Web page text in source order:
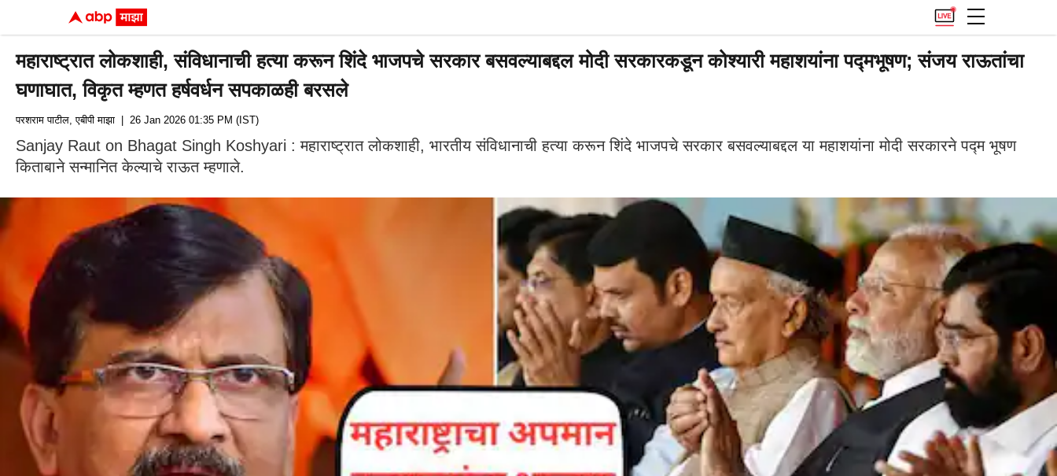
महाराष्ट्रात लोकशाही, संविधानाची हत्या करून शिंदे भाजपचे सरकार बसवल्याबद्दल मोदी सरकारकडून कोश्यारी महाशयांना पद्मभूषण; संजय राऊतांचा
घणाघात, विकृत म्हणत हर्षवर्धन सपकाळही बरसले
परशराम पाटील, एबीपी माझा | 26 Jan 2026 01:35 PM (IST)
Sanjay Raut on Bhagat Singh Koshyari : महाराष्ट्रात लोकशाही, भारतीय संविधानाची हत्या करून शिंदे भाजपचे सरकार बसवल्याबद्दल या महाशयांना मोदी सरकारने पद्म भूषण
किताबाने सन्मानित केल्याचे राऊत म्हणाले.